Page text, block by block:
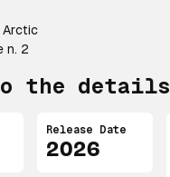
Arctic
n. 2
the details
Release Date
2026